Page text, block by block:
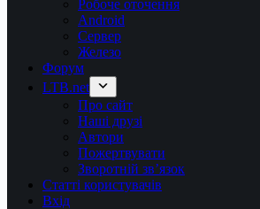
Робоче оточення
Android
Сервер
Железо
Форум
LTB.net
Про сайт
Наші друзі
Автори
Пожертвувати
Зворотній зв’язок
Статті користувачів
Вхід